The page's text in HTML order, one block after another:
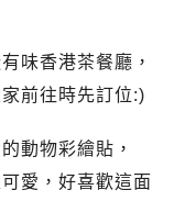
味香港茶餐廳，
前往時先訂位:)
動物彩繪貼，
愛，好喜歡這面